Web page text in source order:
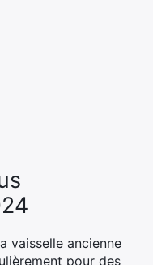
vaisselle ancienne
pour des